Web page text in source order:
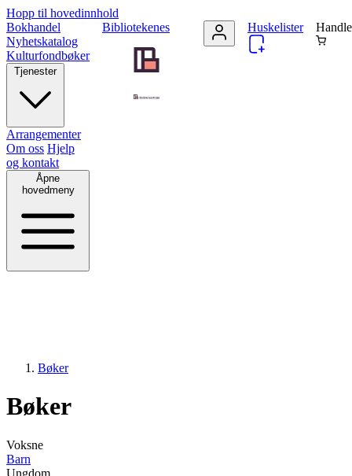
Hopp til hovedinnhold
Bibliotekenes
Bokhandel
Nyhetskatalog
Kulturfondbøker
Tjenester
Arrangementer
Om oss Hjelp
og kontakt
Åpne
hovedmeny
Huskelister
Bøker
Bøker
Voksne
Barn
Ungdom